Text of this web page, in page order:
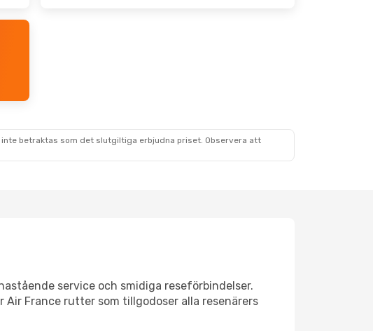
betraktas som det slutgiltiga erbjudna priset. Observera att
service och smidiga reseförbindelser.
France rutter som tillgodoser alla resenärers